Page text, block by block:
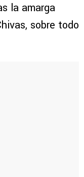
la amarga
sobre todo